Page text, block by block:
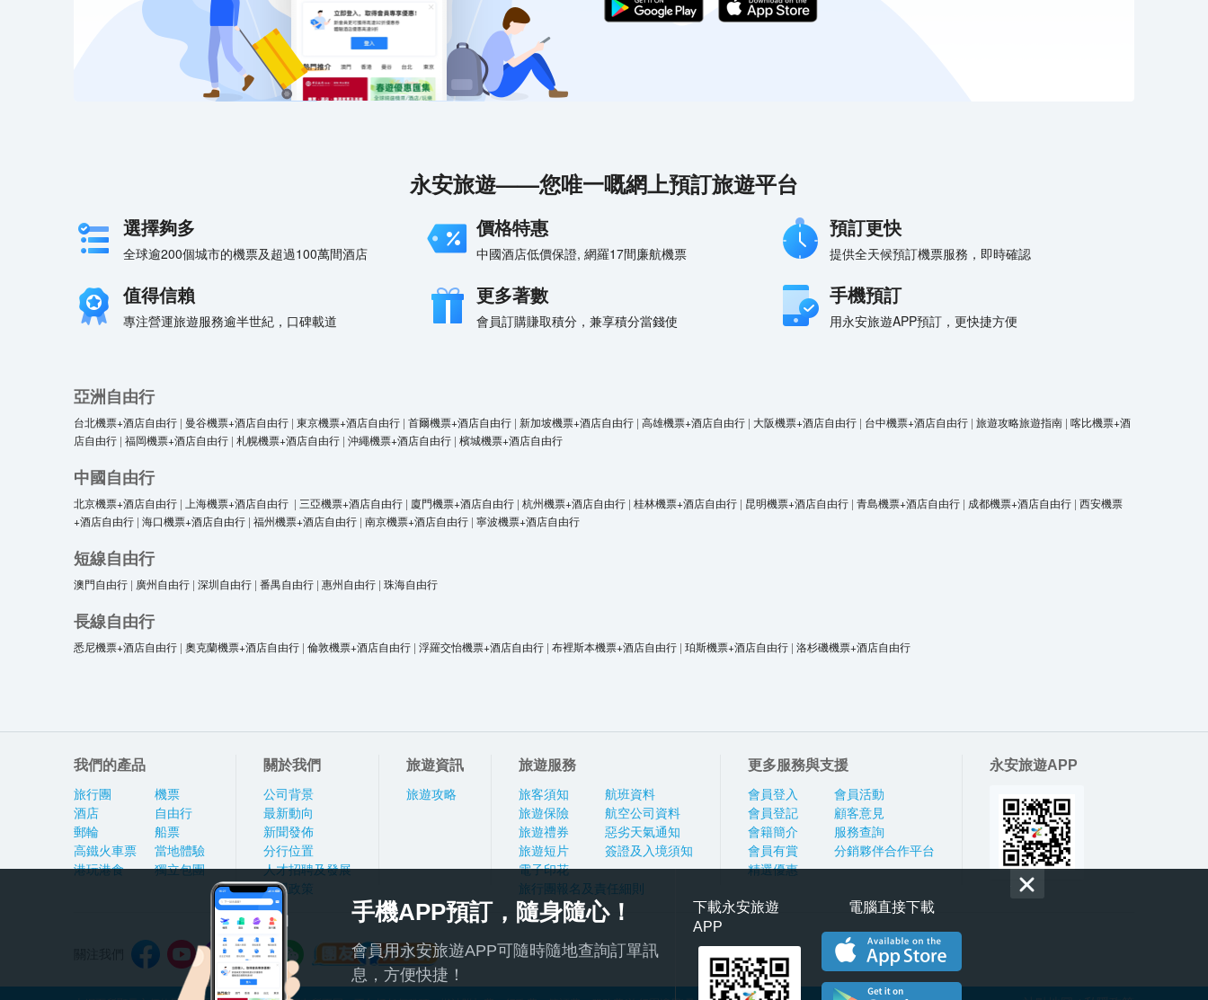
永安旅遊——您唯一嘅網上預訂旅遊平台
選擇夠多
全球逾200個城市的機票及超過100萬間酒店
價格特惠
中國酒店低價保證, 網羅17間廉航機票
預訂更快
提供全天候預訂機票服務，即時確認
值得信賴
專注營運旅遊服務逾半世紀，口碑載道
更多著數
會員訂購賺取積分，兼享積分當錢使
手機預訂
用永安旅遊APP預訂，更快捷方便
亞洲自由行
台北機票+酒店自由行 | 曼谷機票+酒店自由行 | 東京機票+酒店自由行 | 首爾機票+酒店自由行 | 新加坡機票+酒店自由行 | 高雄機票+酒店自由行 | 大阪機票+酒店自由行 | 台中機票+酒店自由行 | 旅遊攻略旅遊指南 | 喀比機票+酒
店自由行 | 福岡機票+酒店自由行 | 札幌機票+酒店自由行 | 沖繩機票+酒店自由行 | 檳城機票+酒店自由行
中國自由行
北京機票+酒店自由行 | 上海機票+酒店自由行 | 三亞機票+酒店自由行 | 廈門機票+酒店自由行 | 杭州機票+酒店自由行 | 桂林機票+酒店自由行 | 昆明機票+酒店自由行 | 青島機票+酒店自由行 | 成都機票+酒店自由行 | 西安機票
+酒店自由行 | 海口機票+酒店自由行 | 福州機票+酒店自由行 | 南京機票+酒店自由行 | 寧波機票+酒店自由行
短線自由行
澳門自由行 | 廣州自由行 | 深圳自由行 | 番禺自由行 | 惠州自由行 | 珠海自由行
長線自由行
悉尼機票+酒店自由行 | 奧克蘭機票+酒店自由行 | 倫敦機票+酒店自由行 | 浮羅交怡機票+酒店自由行 | 布裡斯本機票+酒店自由行 | 珀斯機票+酒店自由行 | 洛杉磯機票+酒店自由行
我們的產品
旅行團
酒店
郵輪
高鐵火車票
港玩港食
機票
自由行
船票
當地體驗
獨立包團
關於我們
公司背景
最新動向
新聞發佈
分行位置
人才招聘及發展
私隱政策
旅遊資訊
旅遊攻略
旅遊服務
旅客須知
旅遊保險
旅遊禮券
旅遊短片
電子印花
航班資料
航空公司資料
惡劣天氣通知
簽證及入境須知
旅行團報名及責任細則
更多服務與支援
會員登入
會員登記
會籍簡介
會員有賞
精選優惠
會員活動
顧客意見
服務查詢
分銷夥伴合作平台
永安旅遊APP
手機APP預訂，隨身隨心！
會員用永安旅遊APP可隨時隨地查詢訂單訊
息，方便快捷！
下載永安旅遊
APP
電腦直接下載